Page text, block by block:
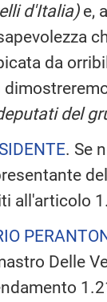
d'Italia) e,
da
del
. Se
all'articolo
Delle